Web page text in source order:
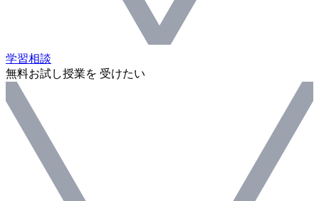
学習相談
無料お試し授業を 受けたい